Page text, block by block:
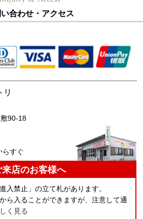
合わせ・アクセス
リ
90-18
らすぐ
来店のお客様へ
入禁止」の立て札があります。
ら入ることができますが、注意して通
く見る